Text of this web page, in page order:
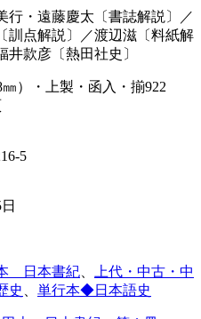
行・遠藤慶太〔書誌解説〕／
訓点解説〕／渡辺滋〔料紙解
款彦〔熱田社史〕
）・上製・函入・揃922
5
日本書紀
上代・中古・中
史 単行本◆日本語史